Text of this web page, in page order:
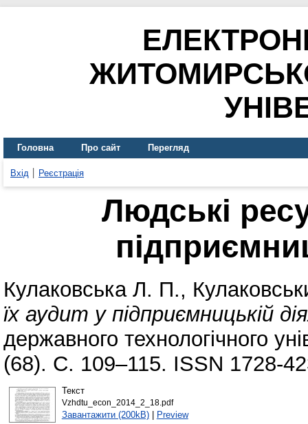
Головна Про сайт Перегляд
Вхід Реєстрація
Людські
Кулаковська Л. П.,
їх аудит у підприємницькій
державного технологічного
(68). С. 109–115. ISSN 1728-
Текст
Vzhdtu_econ_2014_2_18.pdf
Завантажити (200kB)| Preview